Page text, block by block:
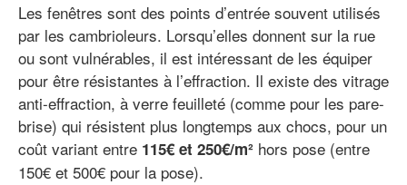
Les fenêtres sont des points d’entrée souvent utilisés
par les cambrioleurs. Lorsqu’elles donnent sur la rue
ou sont vulnérables, il est intéressant de les équiper
pour être résistantes à l’effraction. Il existe des vitrage
anti-effraction, à verre feuilleté (comme pour les pare-
brise) qui résistent plus longtemps aux chocs, pour un
coût variant entre 115€ et 250€/m² hors pose (entre
150€ et 500€ pour la pose).